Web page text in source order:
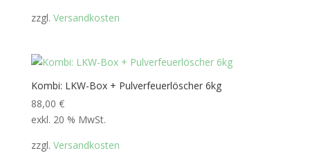
zzgl. Versandkosten
Kombi: LKW-Box + Pulverfeuerlöscher 6kg
88,00 €
exkl. 20 % MwSt.
zzgl. Versandkosten